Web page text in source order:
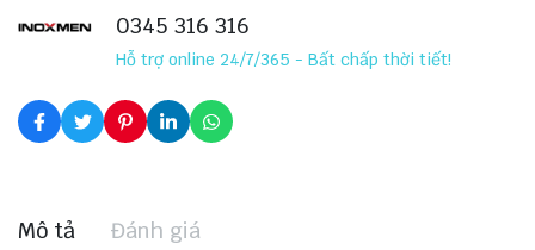
0345 316 316
Hỗ trợ online 24/7/365 - Bất chấp thời tiết!
Mô tả Đánh giá